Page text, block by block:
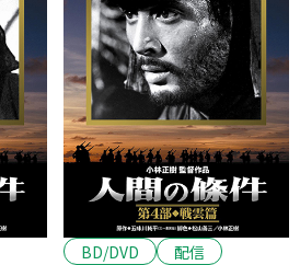
BD/DVD
配信